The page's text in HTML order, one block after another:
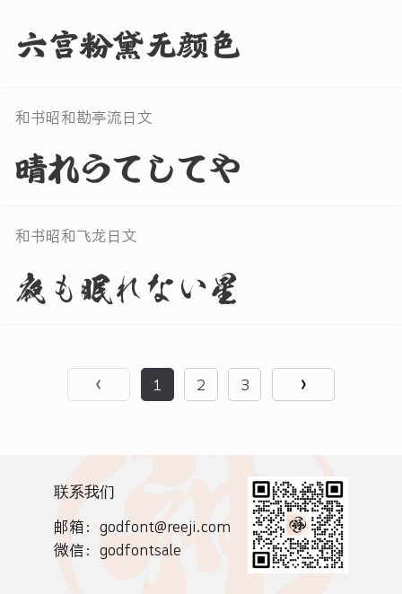
六宫粉黛无颜色
和书昭和勘亭流日文
晴れうてしてや
和书昭和飞龙日文
夜も眠れない星
1 2 3
联系我们
邮箱：godfont@reeji.com
微信：godfontsale